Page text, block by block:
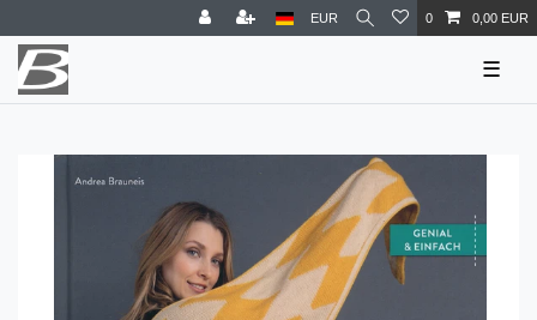
EUR 0 0,00 EUR
☰